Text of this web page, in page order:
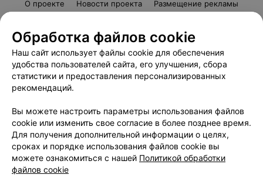
О проекте Новости проекта
Размещение рекламы
Пользовательское соглашение
Способы оплаты
Вакансии
Партнеры
Написать руководителю 103.by
Обработка персональных данных
Обработка файлов cookie
Наш сайт использует файлы cookie для обеспечения
удобства пользователей сайта, его улучшения, сбора
статистики и предоставления персонализированных
рекомендаций.
Вы можете настроить параметры использования файлов
cookie или изменить свое согласие в более позднее время.
Для получения дополнительной информации о целях,
сроках и порядке использования файлов cookie вы
можете ознакомиться с нашей Политикой обработки
файлов cookie